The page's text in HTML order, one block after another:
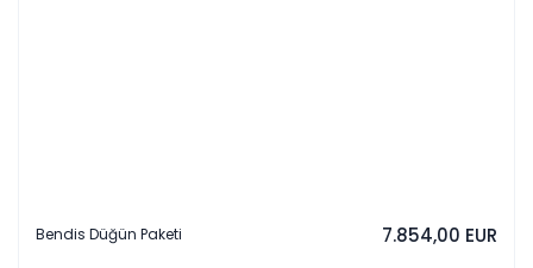
Bendis Düğün Paketi 7.854,00 EUR